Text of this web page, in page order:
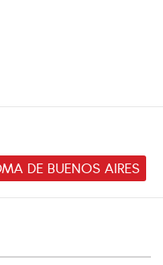
DE BUENOS AIRES